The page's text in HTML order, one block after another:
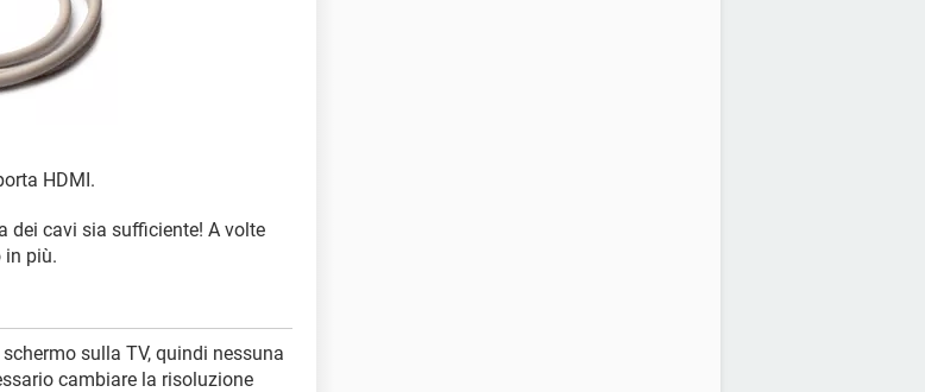
HDMI.
dei cavi sia sufficiente! A volte
in più.
sulla TV, quindi nessuna
cambiare la risoluzione